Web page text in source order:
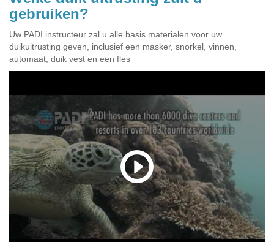
gebruiken?
Uw PADI instructeur zal u alle basis materialen voor uw
duikuitrusting geven, inclusief een masker, snorkel, vinnen,
automaat, duik vest en een fles